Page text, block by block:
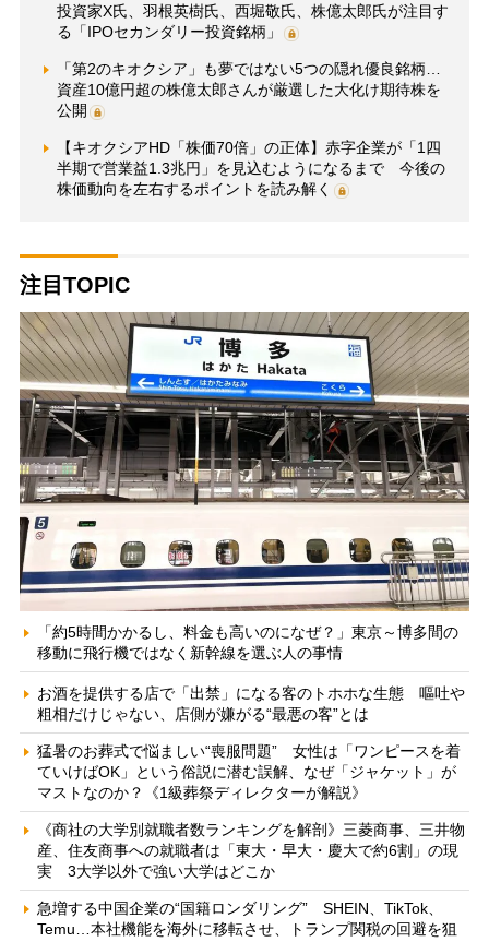
投資家X氏、羽根英樹氏、西堀敬氏、株億太郎氏が注目す
る「IPOセカンダリー投資銘柄」
「第2のキオクシア」も夢ではない5つの隠れ優良銘柄…
資産10億円超の株億太郎さんが厳選した大化け期待株を
公開
【キオクシアHD「株価70倍」の正体】赤字企業が「1四
半期で営業益1.3兆円」を見込むようになるまで 今後の
株価動向を左右するポイントを読み解く
注目TOPIC
「約5時間かかるし、料金も高いのになぜ？」東京～博多間の
移動に飛行機ではなく新幹線を選ぶ人の事情
お酒を提供する店で「出禁」になる客のトホホな生態 嘔吐や
粗相だけじゃない、店側が嫌がる“最悪の客”とは
猛暑のお葬式で悩ましい“喪服問題” 女性は「ワンピースを着
ていけばOK」という俗説に潜む誤解、なぜ「ジャケット」が
マストなのか？《1級葬祭ディレクターが解説》
《商社の大学別就職者数ランキングを解剖》三菱商事、三井物
産、住友商事への就職者は「東大・早大・慶大で約6割」の現
実 3大学以外で強い大学はどこか
急増する中国企業の“国籍ロンダリング” SHEIN、TikTok、
Temu…本社機能を海外に移転させ、トランプ関税の回避を狙